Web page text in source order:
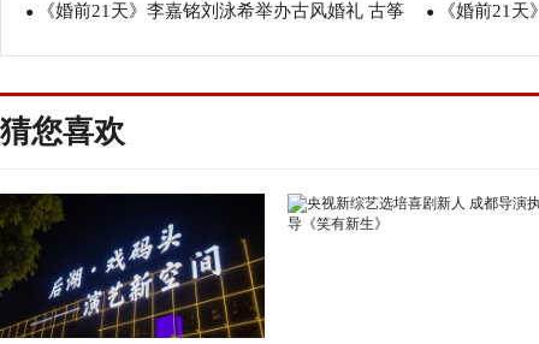
超陪父母重拍婚纱照 希借婚礼表感
● 《婚前21天》李嘉铭刘泳希举办古风婚礼 古筝
钢琴合奏《权御天下》
● 《婚前21
婚 李嘉铭刘
猜您喜欢